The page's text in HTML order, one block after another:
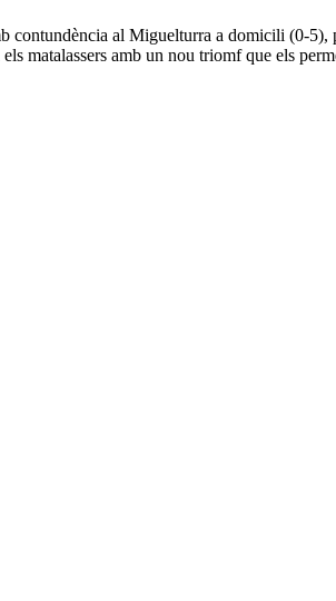
contundència al Miguelturra a domicili (0-
matalassers amb un nou triomf que els